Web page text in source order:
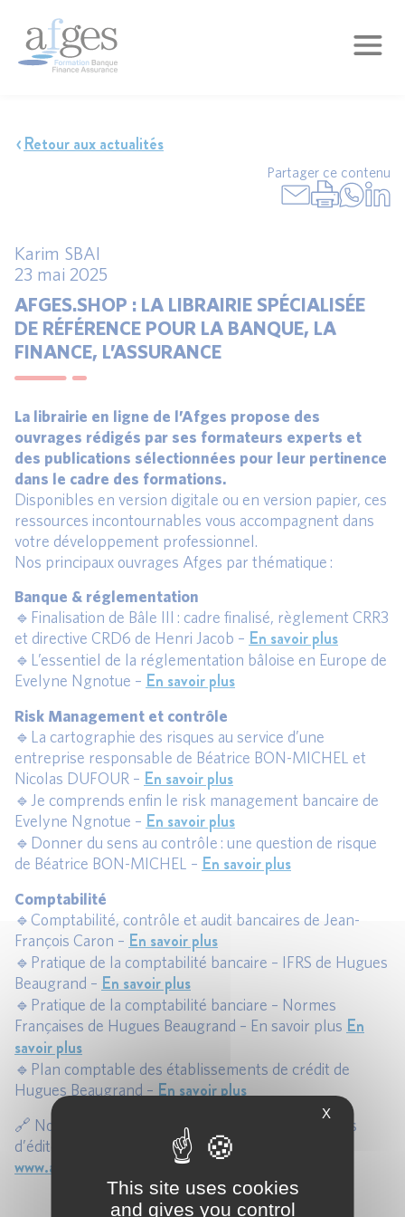
Retour aux actualités
Partager ce contenu
Karim SBAI
23 mai 2025
AFGES.SHOP : LA LIBRAIRIE SPÉCIALISÉE
DE RÉFÉRENCE POUR LA BANQUE, LA
FINANCE, L’ASSURANCE
La librairie en ligne de l’Afges propose des
ouvrages rédigés par ses formateurs experts et
des publications sélectionnées pour leur pertinence
dans le cadre des formations.
Disponibles en version digitale ou en version papier, ces
ressources incontournables vous accompagnent dans
votre développement professionnel.
Nos principaux ouvrages Afges par thématique :
Banque & réglementation
🔹Finalisation de Bâle III : cadre finalisé, règlement CRR3
et directive CRD6 de Henri Jacob – En savoir plus
🔹L’essentiel de la réglementation bâloise en Europe de
Evelyne Ngnotue – En savoir plus
Risk Management et contrôle
🔹La cartographie des risques au service d’une
entreprise responsable de Béatrice BON-MICHEL et
Nicolas DUFOUR – En savoir plus
🔹Je comprends enfin le risk management bancaire de
Evelyne Ngnotue – En savoir plus
🔹Donner du sens au contrôle : une question de risque
de Béatrice BON-MICHEL – En savoir plus
Comptabilité
🔹Comptabilité, contrôle et audit bancaires de Jean-
François Caron – En savoir plus
🔹Pratique de la comptabilité bancaire – IFRS de Hugues
Beaugrand – En savoir plus
🔹Pratique de la comptabilité banciare – Normes
Françaises de Hugues Beaugrand – En savoir plus En
savoir plus
🔹Plan comptable des établissements de crédit de
Hugues Beaugrand – En savoir plus
🔗 Notre librairie accueille également des ouvrages
d’éditeurs tiers, n’hésitez pas à parcourir
www.afges.shop
X
This site uses cookies
and gives you control